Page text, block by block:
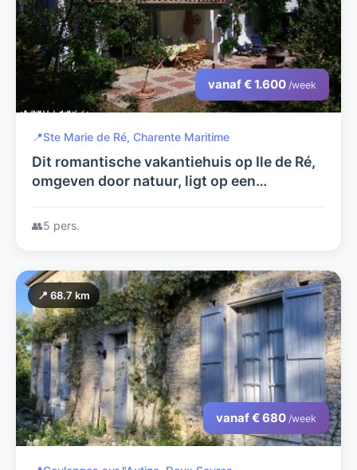
vanaf € 1.600 /week
📍Ste Marie de Ré, Charente Maritime
Dit romantische vakantiehuis op Ile de Ré,
omgeven door natuur, ligt op een
Charante Tourisme:drie sterren
👥5 pers.
📍 68.7 km
vanaf € 680 /week